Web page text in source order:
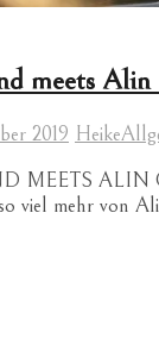
meets
2019 Heike
ALIN
viel mehr von